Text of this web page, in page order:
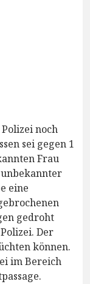
noch
sei gegen 1
Frau
eine
gedroht
Der
können.
im Bereich